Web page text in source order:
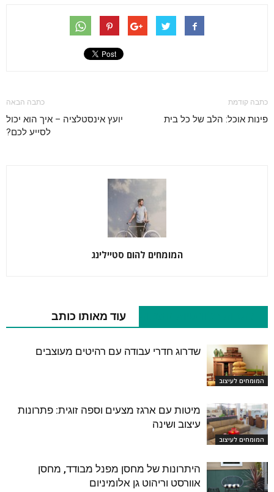
כתבה קודמת
פינות אוכל: הלב של כל בית
כתבה הבאה
יועץ אינסטלציה – איך הוא יכול
לסייע לכם?
המומחים להום סטיילינג
עוד מאותו כותב
המומחים לעיצוב
שדרוג חדרי עבודה עם רהיטים מעוצבים
המומחים לעיצוב
מיטות עם ארגז מצעים וספה זוגית: פתרונות
עיצוב ושינה
היתרונות של מחסן מפנל מבודד, מחסן
אוורסט וריהוט גן אלומיניום